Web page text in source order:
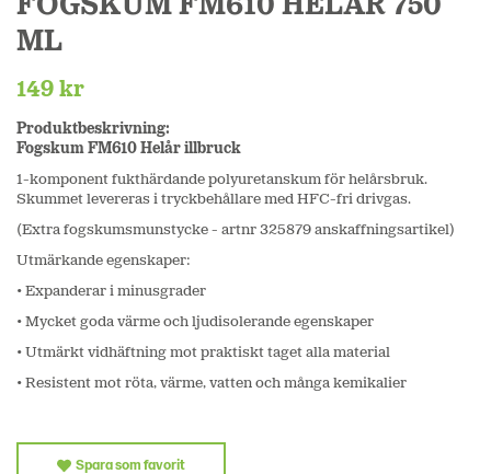
ML
149 kr
Produktbeskrivning:
Fogskum FM610 Helår illbruck
1-komponent fukthärdande polyuretanskum för helårsbruk.
Skummet levereras i tryckbehållare med HFC-fri drivgas.
(Extra fogskumsmunstycke - artnr 325879 anskaffningsartikel)
Utmärkande egenskaper:
• Expanderar i minusgrader
• Mycket goda värme och ljudisolerande egenskaper
• Utmärkt vidhäftning mot praktiskt taget alla material
• Resistent mot röta, värme, vatten och många kemikalier
Spara som favorit